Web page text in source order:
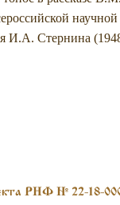
И.А. Стернина
РНФ № 22-18-